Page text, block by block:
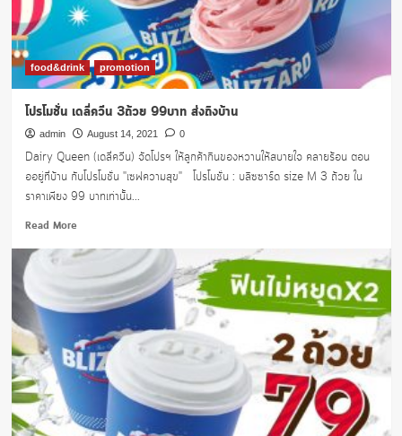
ติ
ม
ทุเรียน
food&drink promotion
โปรโมชั่น เดลี่ควีน 3ถ้วย 99บาท ส่งถึงบ้าน
admin August 14, 2021 0
Dairy Queen (เดลี่ควีน) จัดโปรฯ ให้ลูกค้ากินของหวานให้สบายใจ คลายร้อน ตอน
ออยู่ที่บ้าน กับโปรโมชั่น "เซฟความสุข" โปรโมชั่น : บลิซซาร์ด size M 3 ถ้วย ใน
ราคาเพียง 99 บาทเท่านั้น...
Read MoreRead
about
โม
ชั่น
ลี่
ควีน
3ถ้วย
99บาท
ส่ง
ถึง